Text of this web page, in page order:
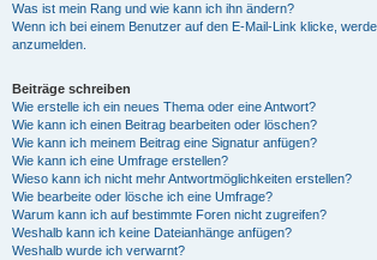
Was ist mein Rang und wie kann ich ihn ändern?
Wenn ich bei einem Benutzer auf den E-Mail-Link klicke,
anzumelden.
Beiträge schreiben
Wie erstelle ich ein neues Thema oder eine Antwort?
Wie kann ich einen Beitrag bearbeiten oder löschen?
Wie kann ich meinem Beitrag eine Signatur anfügen?
Wie kann ich eine Umfrage erstellen?
Wieso kann ich nicht mehr Antwortmöglichkeiten erstellen?
Wie bearbeite oder lösche ich eine Umfrage?
Warum kann ich auf bestimmte Foren nicht zugreifen?
Weshalb kann ich keine Dateianhänge anfügen?
Weshalb wurde ich verwarnt?